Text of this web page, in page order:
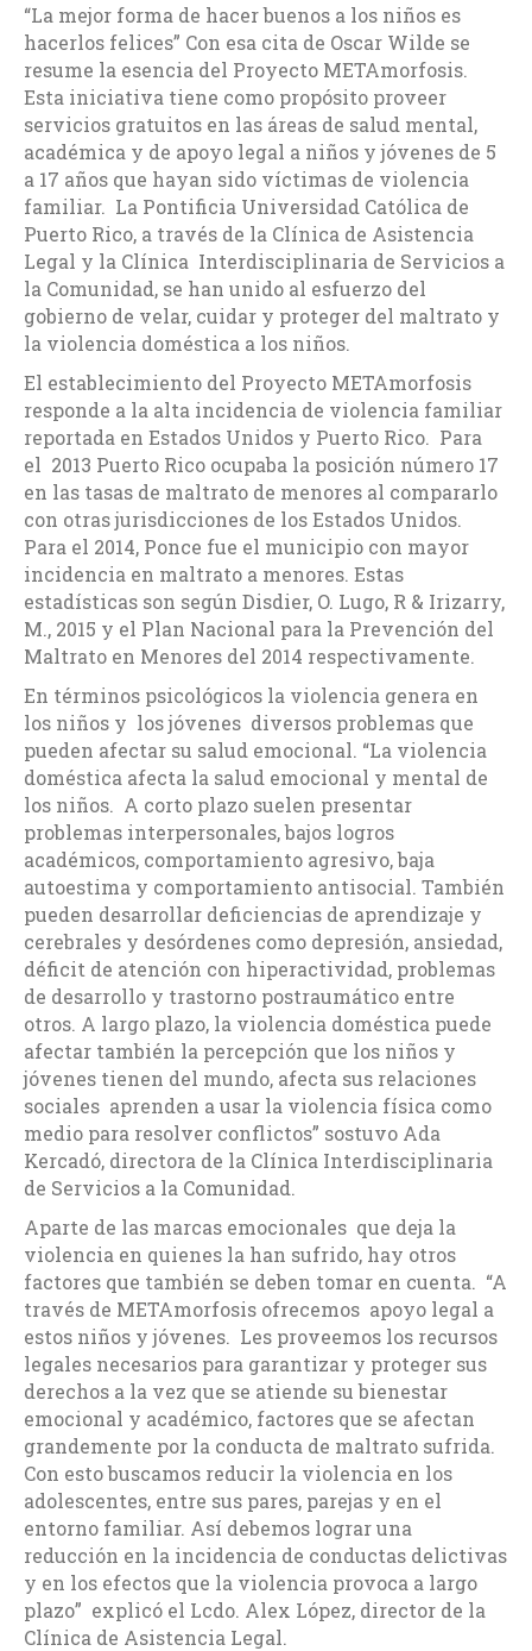
“La mejor forma de hacer buenos a los niños es
hacerlos felices” Con esa cita de Oscar Wilde se
resume la esencia del Proyecto METAmorfosis.
Esta iniciativa tiene como propósito proveer
servicios gratuitos en las áreas de salud mental,
académica y de apoyo legal a niños y jóvenes de 5
a 17 años que hayan sido víctimas de violencia
familiar. La Pontificia Universidad Católica de
Puerto Rico, a través de la Clínica de Asistencia
Legal y la Clínica Interdisciplinaria de Servicios a
la Comunidad, se han unido al esfuerzo del
gobierno de velar, cuidar y proteger del maltrato y
la violencia doméstica a los niños.
El establecimiento del Proyecto METAmorfosis
responde a la alta incidencia de violencia familiar
reportada en Estados Unidos y Puerto Rico. Para
el 2013 Puerto Rico ocupaba la posición número 17
en las tasas de maltrato de menores al compararlo
con otras jurisdicciones de los Estados Unidos.
Para el 2014, Ponce fue el municipio con mayor
incidencia en maltrato a menores. Estas
estadísticas son según Disdier, O. Lugo, R & Irizarry,
M., 2015 y el Plan Nacional para la Prevención del
Maltrato en Menores del 2014 respectivamente.
En términos psicológicos la violencia genera en
los niños y los jóvenes diversos problemas que
pueden afectar su salud emocional. “La violencia
doméstica afecta la salud emocional y mental de
los niños. A corto plazo suelen presentar
problemas interpersonales, bajos logros
académicos, comportamiento agresivo, baja
autoestima y comportamiento antisocial. También
pueden desarrollar deficiencias de aprendizaje y
cerebrales y desórdenes como depresión, ansiedad,
déficit de atención con hiperactividad, problemas
de desarrollo y trastorno postraumático entre
otros. A largo plazo, la violencia doméstica puede
afectar también la percepción que los niños y
jóvenes tienen del mundo, afecta sus relaciones
sociales aprenden a usar la violencia física como
medio para resolver conflictos” sostuvo Ada
Kercadó, directora de la Clínica Interdisciplinaria
de Servicios a la Comunidad.
Aparte de las marcas emocionales que deja la
violencia en quienes la han sufrido, hay otros
factores que también se deben tomar en cuenta. “A
través de METAmorfosis ofrecemos apoyo legal a
estos niños y jóvenes. Les proveemos los recursos
legales necesarios para garantizar y proteger sus
derechos a la vez que se atiende su bienestar
emocional y académico, factores que se afectan
grandemente por la conducta de maltrato sufrida.
Con esto buscamos reducir la violencia en los
adolescentes, entre sus pares, parejas y en el
entorno familiar. Así debemos lograr una
reducción en la incidencia de conductas delictivas
y en los efectos que la violencia provoca a largo
plazo” explicó el Lcdo. Alex López, director de la
Clínica de Asistencia Legal.